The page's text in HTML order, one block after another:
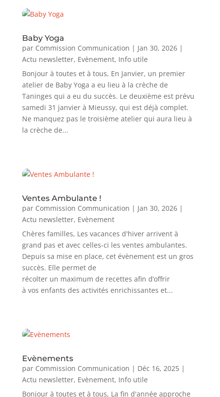
Baby Yoga
par Commission Communication | Jan 30, 2026|
Actu newsletter, Evènement, Info utile
Bonjour à toutes et à tous, En Janvier, un premier
atelier de Baby Yoga a eu lieu à la crèche de
Taninges qui a eu du succès. Le deuxième est prévu
samedi 31 janvier à Mieussy, qui est déjà complet.
Ne manquez pas le troisième atelier qui aura lieu à
la crèche de...
Ventes Ambulante !
par Commission Communication | Jan 30, 2026|
Actu newsletter, Evènement
Chères familles, Les vacances d'hiver arrivent à
grand pas et avec celles-ci les ventes ambulantes.
Depuis sa mise en place, cet évènement est un gros
succès. Elle permet de
récolter un maximum de recettes afin d’offrir
à vos enfants des activités enrichissantes et...
Evènements
par Commission Communication | Déc 16, 2025|
Actu newsletter, Evènement, Info utile
Bonjour à toutes et à tous, La fin d'année approche